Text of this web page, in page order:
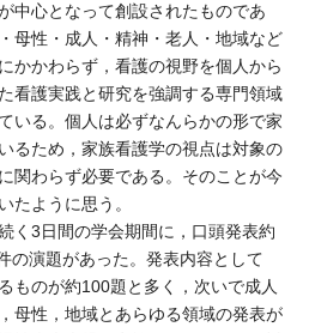
中心となって創設されたものであ
母性・成人・精神・老人・地域など
かかわらず，看護の視野を個人から
看護実践と研究を強調する専門領域
いる。個人は必ずなんらかの形で家
るため，家族看護学の視点は対象の
関わらず必要である。そのことが今
たように思う。
く3日間の学会期間に，口頭発表約
の演題があった。発表内容として
ものが約100題と多く，次いで成人
母性，地域とあらゆる領域の発表が